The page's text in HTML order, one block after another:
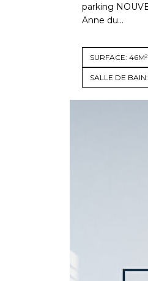
parking
Anne du...
SURFACE: 46M²
SALLE DE BAIN: